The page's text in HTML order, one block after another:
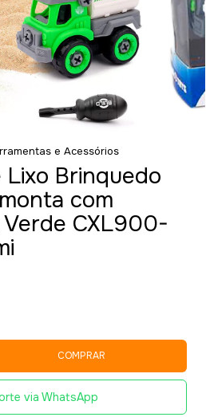
e Acessórios
Lixo Brinquedo
com
CXL900-
via WhatsApp